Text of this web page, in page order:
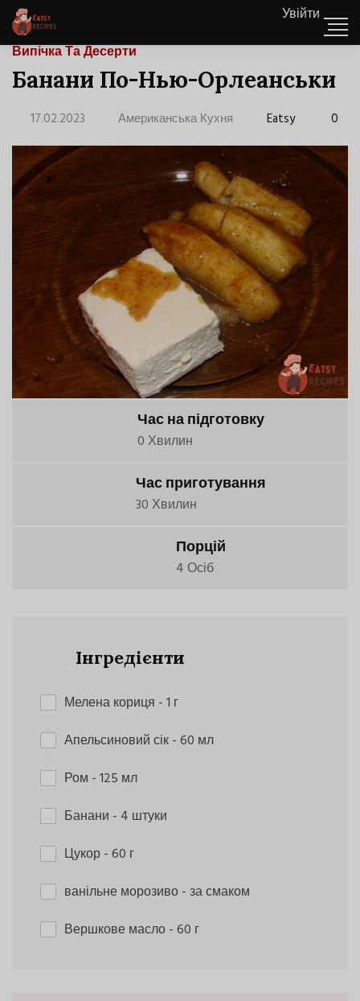
Увійти
Випічка Та Десерти
Банани По-Нью-Орлеанськи
17.02.2023 Американська Кухня Eatsy 0
Час на підготовку
0 Хвилин
Час приготування
30 Хвилин
Порцій
4 Осіб
Інгредієнти
Мелена кориця - 1 г
Апельсиновий сік- 60 мл
Ром - 125 мл
Банани - 4 штуки
Цукор- 60 г
ванільне морозиво- за смаком
Вершкове масло- 60 г